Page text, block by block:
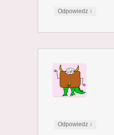
Odpowiedz ↓
Odpowiedz ↓